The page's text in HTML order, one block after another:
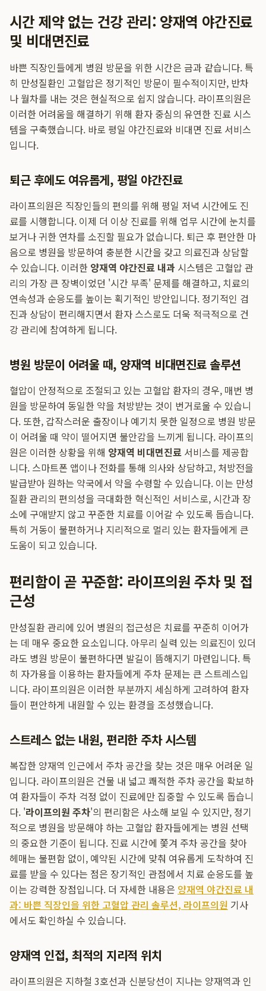
시간 제약 없는 건강 관리: 양재역 야간진료
및 비대면진료
바쁜 직장인들에게 병원 방문을 위한 시간은 금과 같습니다. 특
히 만성질환인 고혈압은 정기적인 방문이 필수적이지만, 반차
나 월차를 내는 것은 현실적으로 쉽지 않습니다. 라이프의원은
이러한 어려움을 해결하기 위해 환자 중심의 유연한 진료 시스
템을 구축했습니다. 바로 평일 야간진료와 비대면 진료 서비스
입니다.
퇴근 후에도 여유롭게, 평일 야간진료
라이프의원은 직장인들의 편의를 위해 평일 저녁 시간에도 진
료를 시행합니다. 이제 더 이상 진료를 위해 업무 시간에 눈치를
보거나 귀한 연차를 소진할 필요가 없습니다. 퇴근 후 편안한 마
음으로 병원을 방문하여 충분한 시간을 갖고 의료진과 상담할
수 있습니다. 이러한 양재역 야간진료 내과 시스템은 고혈압 관
리의 가장 큰 장벽이었던 '시간 부족' 문제를 해결하고, 치료의
연속성과 순응도를 높이는 획기적인 방안입니다. 정기적인 검
진과 상담이 편리해지면서 환자 스스로도 더욱 적극적으로 건
강 관리에 참여하게 됩니다.
병원 방문이 어려울 때, 양재역 비대면진료 솔루션
혈압이 안정적으로 조절되고 있는 고혈압 환자의 경우, 매번 병
원을 방문하여 동일한 약을 처방받는 것이 번거로울 수 있습니
다. 또한, 갑작스러운 출장이나 예기치 못한 일정으로 병원 방문
이 어려울 때 약이 떨어지면 불안감을 느끼게 됩니다. 라이프의
원은 이러한 상황을 위해 양재역 비대면진료 서비스를 제공합
니다. 스마트폰 앱이나 전화를 통해 의사와 상담하고, 처방전을
발급받아 원하는 약국에서 약을 수령할 수 있습니다. 이는 만성
질환 관리의 편의성을 극대화한 혁신적인 서비스로, 시간과 장
소에 구애받지 않고 꾸준한 치료를 이어갈 수 있도록 돕습니다.
특히 거동이 불편하거나 지리적으로 멀리 있는 환자들에게 큰
도움이 되고 있습니다.
편리함이 곧 꾸준함: 라이프의원 주차 및 접
근성
만성질환 관리에 있어 병원의 접근성은 치료를 꾸준히 이어가
는 데 매우 중요한 요소입니다. 아무리 실력 있는 의료진이 있더
라도 병원 방문이 불편하다면 발길이 뜸해지기 마련입니다. 특
히 자가용을 이용하는 환자들에게 주차 문제는 큰 스트레스입
니다. 라이프의원은 이러한 부분까지 세심하게 고려하여 환자
들이 편안하게 내원할 수 있는 환경을 조성했습니다.
스트레스 없는 내원, 편리한 주차 시스템
복잡한 양재역 인근에서 주차 공간을 찾는 것은 매우 어려운 일
입니다. 라이프의원은 건물 내 넓고 쾌적한 주차 공간을 확보하
여 환자들이 주차 걱정 없이 진료에만 집중할 수 있도록 돕습니
다. '라이프의원 주차'의 편리함은 사소해 보일 수 있지만, 정기
적으로 병원을 방문해야 하는 고혈압 환자들에게는 병원 선택
의 중요한 기준이 됩니다. 진료 시간에 쫓겨 주차 공간을 찾아
헤매는 불편함 없이, 예약된 시간에 맞춰 여유롭게 도착하여 진
료를 받을 수 있다는 점은 장기적인 관점에서 치료 순응도를 높
이는 강력한 장점입니다. 더 자세한 내용은 양재역 야간진료 내
과: 바쁜 직장인을 위한 고혈압 관리 솔루션, 라이프의원 기사
에서도 확인하실 수 있습니다.
양재역 인접, 최적의 지리적 위치
라이프의원은 지하철 3호선과 신분당선이 지나는 양재역과 인